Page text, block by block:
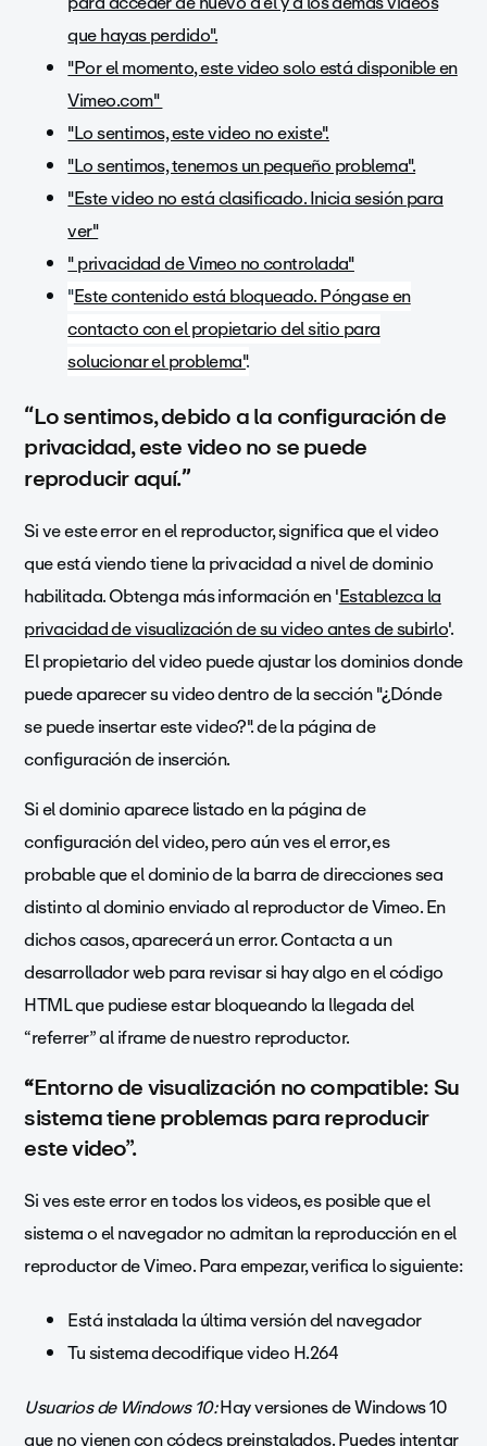
que hayas perdido".
"Por el momento, este video solo está disponible en
Vimeo.com"
"Lo sentimos, este video no existe".
"Lo sentimos, tenemos un pequeño problema".
"Este video no está clasificado. Inicia sesión para
ver"
" privacidad de Vimeo no controlada"
"Este contenido está bloqueado. Póngase en
contacto con el propietario del sitio para
solucionar el problema".
“Lo sentimos, debido a la configuración de
privacidad, este video no se puede
reproducir aquí.”
Si ve este error en el reproductor, significa que el video
que está viendo tiene laprivacidad a nivel de dominio
habilitada. Obtenga más información en 'Establezca la
privacidad de visualización de su video antes de subirlo'.
El propietario del video puede ajustar los dominios donde
puede aparecer su video dentro de la sección "¿Dónde
se puede insertar este video?". de la página de
configuración de inserción.
Si el dominio aparece listado en la página de
configuración del video, pero aún ves el error, es
probable que el dominio de la barra de direcciones sea
distinto al dominio enviado al reproductor de Vimeo. En
dichos casos, aparecerá un error. Contacta a un
desarrollador web para revisar si hay algo en el código
HTML que pudiese estar bloqueando la llegada del
“referrer” al iframe de nuestro reproductor.
“Entorno de visualización no compatible: Su
sistema tiene problemas para reproducir
este video”.
Si ves este error en todos los videos, es posible que el
sistema o el navegador no admitan la reproducción en el
reproductor de Vimeo. Para empezar, verifica lo siguiente:
Está instalada la última versión del navegador
Tu sistema decodifique video H.264
Usuarios de Windows 10:Hay versiones de Windows 10